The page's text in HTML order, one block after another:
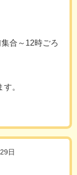
合～12時ごろ
。
日